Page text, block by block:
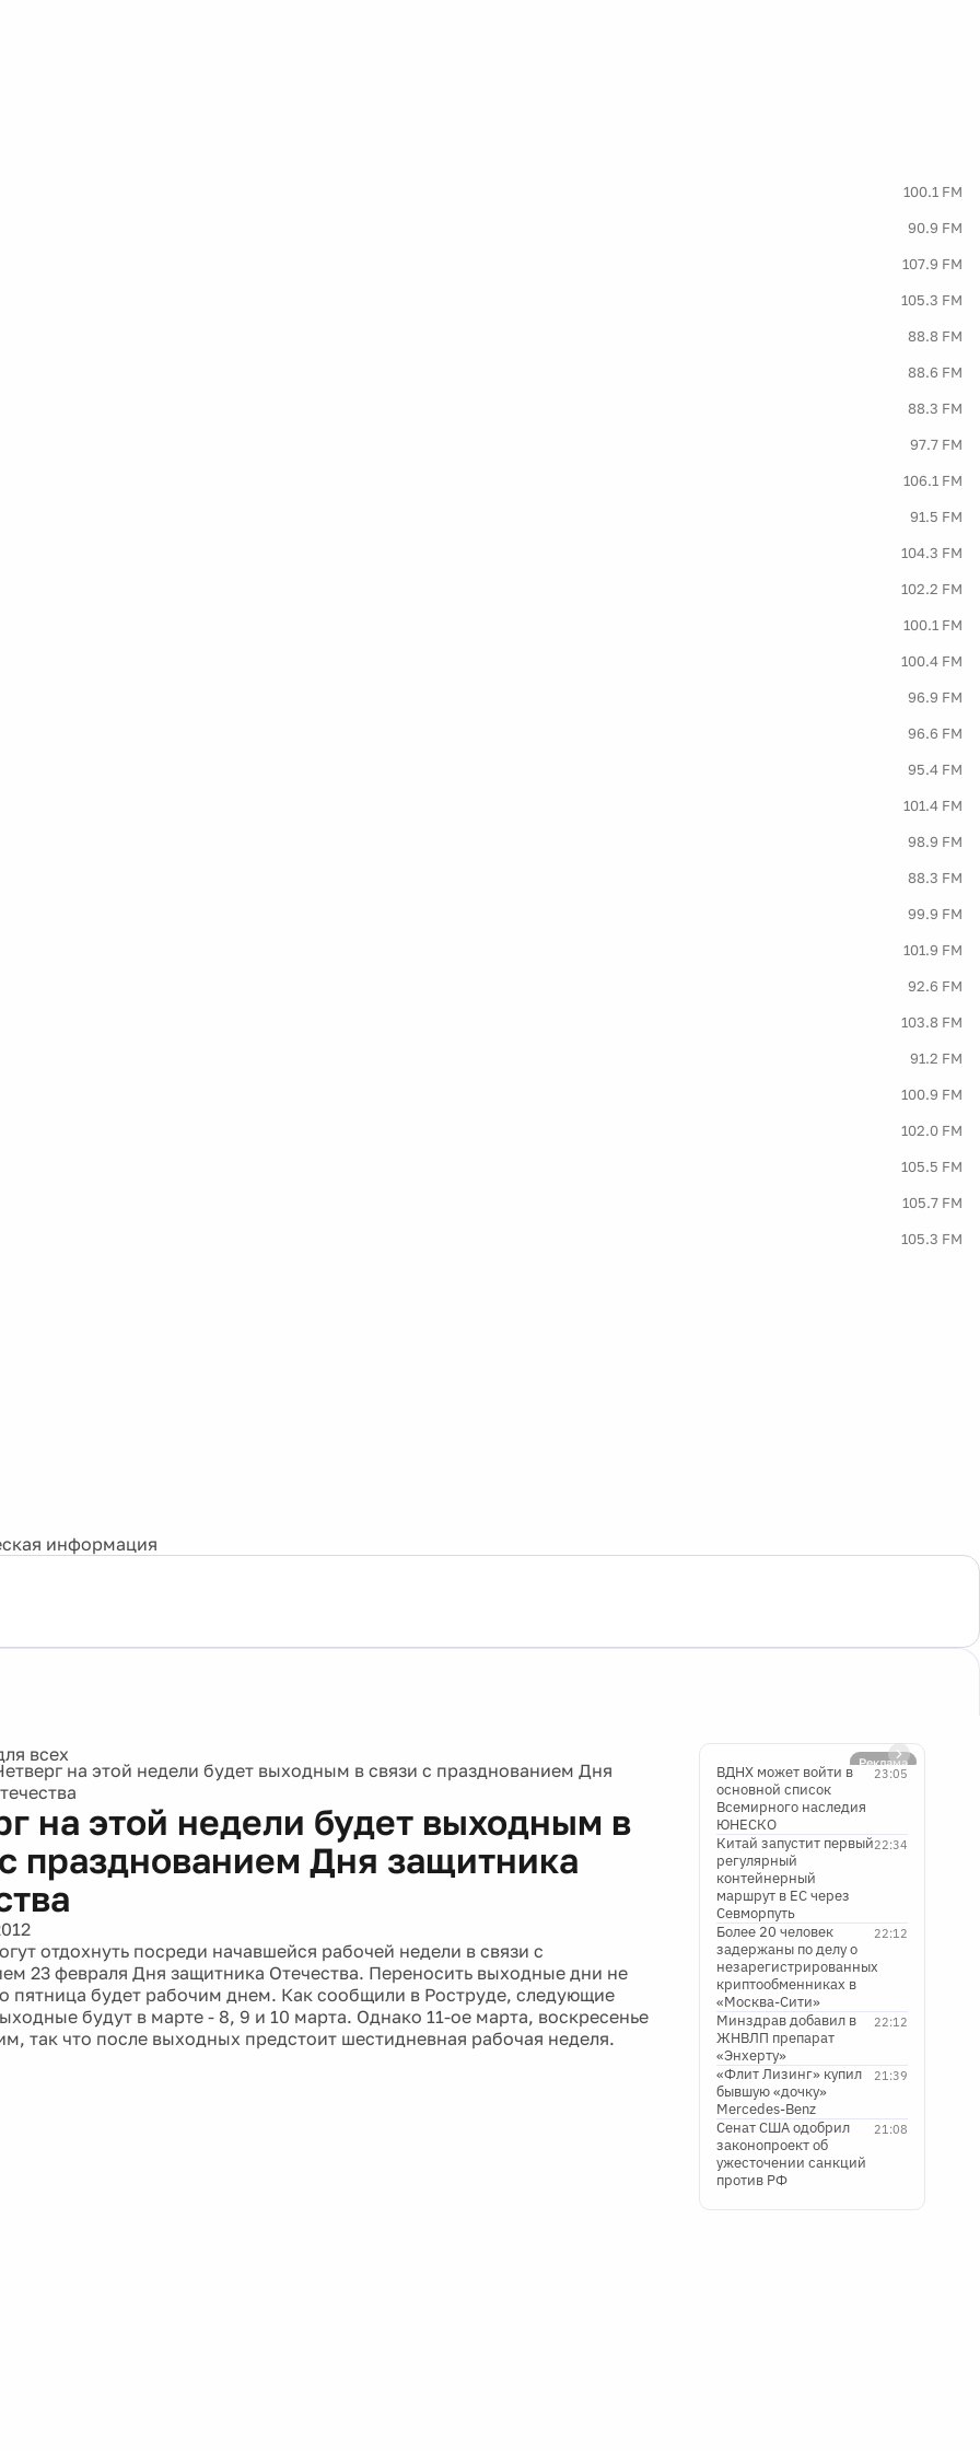
100.1 FM
90.9 FM
107.9 FM
105.3 FM
88.8 FM
88.6 FM
88.3 FM
97.7 FM
106.1 FM
91.5 FM
104.3 FM
102.2 FM
100.1 FM
100.4 FM
96.9 FM
96.6 FM
95.4 FM
101.4 FM
98.9 FM
88.3 FM
99.9 FM
101.9 FM
92.6 FM
103.8 FM
91.2 FM
100.9 FM
102.0 FM
105.5 FM
105.7 FM
105.3 FM
информация
Реклама
на этой недели будет выходным в связи с празднованием Дня
на этой недели будет выходным в
празднованием Дня защитника
отдохнуть посреди начавшейся рабочей недели в связи с
23 февраля Дня защитника Отечества. Переносить выходные дни не
пятница будет рабочим днем. Как сообщили в Роструде, следующие
будут в марте - 8, 9 и 10 марта. Однако 11-ое марта, воскресенье
так что после выходных предстоит шестидневная рабочая неделя.
23:05
ВДНХ может войти в
основной список
Всемирного наследия
ЮНЕСКО
22:34
Китай запустит первый
регулярный
контейнерный
маршрут в ЕС через
Севморпуть
22:12
Более 20 человек
задержаны по делу о
незарегистрированных
криптообменниках в
«Москва-Сити»
22:12
Минздрав добавил в
ЖНВЛП препарат
«Энхерту»
21:39
«Флит Лизинг» купил
бывшую «дочку»
Mercedes-Benz
21:08
Сенат США одобрил
законопроект об
ужесточении санкций
против РФ